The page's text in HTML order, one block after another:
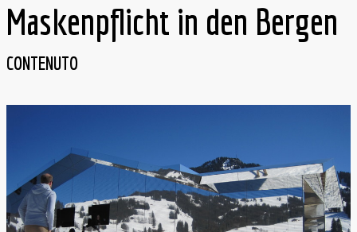
Visualizzazioni
Cartolina postale
Deutsch
Maskenpflicht in den Bergen
CONTENUTO